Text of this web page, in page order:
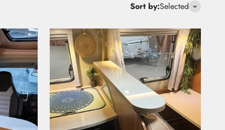
Sort by:Selected